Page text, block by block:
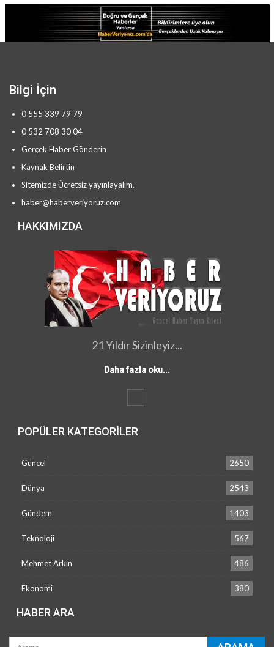
Bilgi İçin
0 555 339 79 79
0 532 708 30 04
Gerçek Haber Gönderin
Kaynak Belirtin
Sitemizde Ücretsiz yayınlayalım.
haber@haberveriyoruz.com
HAKKIMIZDA
21 Yıldır Sizinleyiz...
Daha fazla oku...
POPÜLER KATEGORILER
Güncel 2650
Dünya 2543
Gündem 1403
Teknoloji 567
Mehmet Arkın 486
Ekonomi 380
HABER ARA